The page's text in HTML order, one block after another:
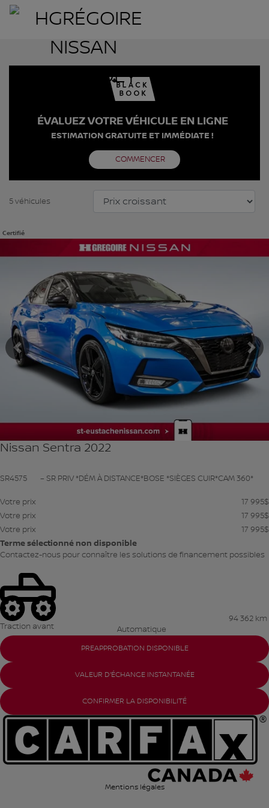
ÉVALUEZ VOTRE VÉHICULE EN LIGNE
ESTIMATION GRATUITE ET IMMÉDIATE !
COMMENCER
5 véhicules
Certifié
Afficher 26 images en plus
VOIR PLUS
Précédent
Nissan Sentra 2022
SR4575 – SR PRIV *DÉM À DISTANCE*BOSE *SIÈGES CUIR*CAM 360*
Votre prix 17 995$
Votre prix
17 995$
Votre prix
17 995$
Terme sélectionné non disponible
Contactez-nous pour connaître les solutions de financement possibles
Traction avant Automatique
94 362 km
PREAPPROBATION DISPONIBLE
VALEUR D'ÉCHANGE INSTANTANÉE
CONFIRMER LA DISPONIBILITÉ
Mentions légales